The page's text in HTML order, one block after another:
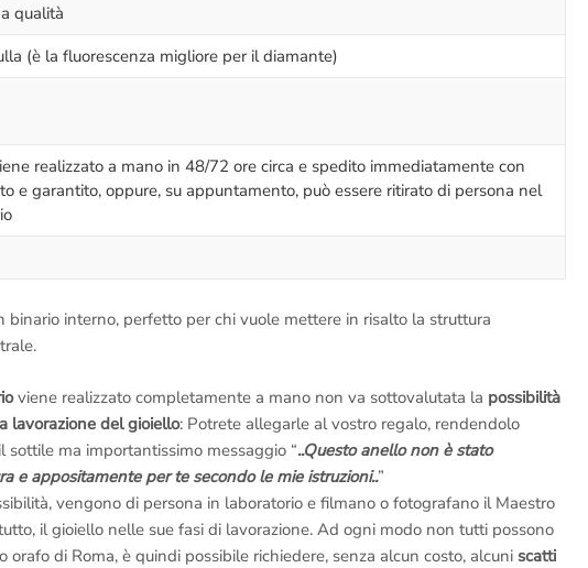
qualità
(è la fluorescenza migliore per il diamante)
realizzato a mano in 48/72 ore circa e spedito immediatamente con
e garantito, oppure, su appuntamento, può essere ritirato di persona nel
interno, perfetto per chi vuole mettere in risalto la struttura
viene realizzato completamente a mano non va sottovalutata la possibilità
lavorazione del gioiello: Potrete allegarle al vostro regalo, rendendolo
sottile ma importantissimo messaggio “..Questo anello non è stato
e appositamente per te secondo le mie istruzioni..”
vengono di persona in laboratorio e filmano o fotografano il Maestro
il gioiello nelle sue fasi di lavorazione. Ad ogni modo non tutti possono
di Roma, è quindi possibile richiedere, senza alcun costo, alcuni scatti